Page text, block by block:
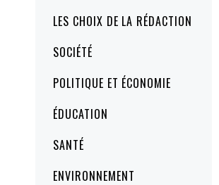
MenuLES CHOIX DE LA RÉDACTION
SOCIÉTÉ
POLITIQUE ET ÉCONOMIE
ÉDUCATION
SANTÉ
ENVIRONNEMENT